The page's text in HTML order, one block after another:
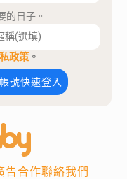
的日子。
政策 。
號快速登入
告合作聯絡我們